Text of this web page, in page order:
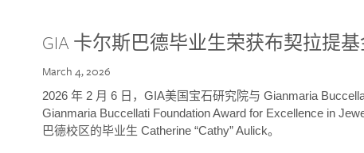
GIA 卡尔斯巴德毕业生荣获布契拉提
March 4, 2026
2026 年 2 月 6 日，GIA美国宝石研究院与 Gianmaria
Gianmaria Buccellati Foundation Award for Excellence in
巴德校区的毕业生 Catherine “Cathy” Aulick。